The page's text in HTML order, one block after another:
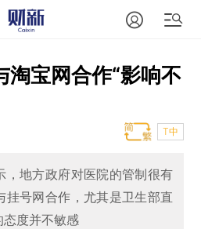
淘宝网合作“影响不
T中
，地方政府对医院的管制很有
挂号网合作，尤其是卫生部直
态度并不敏感